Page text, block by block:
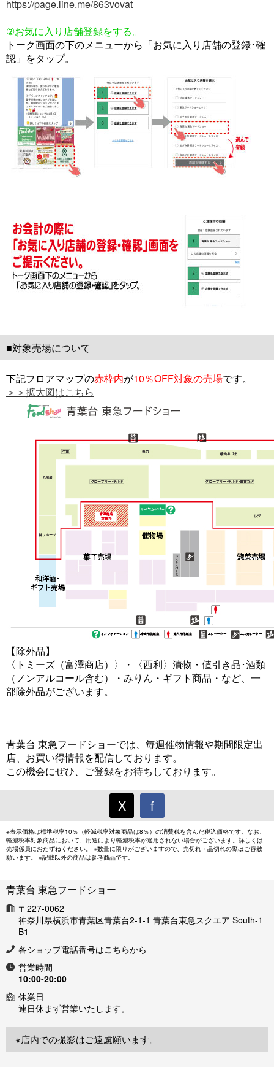
https://page.line.me/863vovat
②お気に入り店舗登録をする。
トーク画面の下のメニューから「お気に入り店舗の登録･確
認」をタップ。
■対象売場について
下記フロアマップの赤枠内が10％OFF対象の売場です。
＞＞拡大図はこちら
【除外品】
〈トミーズ（富澤商店）〉・〈西利〉漬物・値引き品･酒類
（ノンアルコール含む）・みりん・ギフト商品・など、一
部除外品がございます。
青葉台 東急フードショーでは、毎週催物情報や期間限定出
店、お買い得情報を配信しております。
この機会にぜひ、ご登録をお待ちしております。
X f
※表示価格は標準税率10％（軽減税率対象商品は8％）の消費税を含んだ税込価格です。なお、
軽減税率対象商品において、用途により軽減税率が適用されない場合がございます。詳しくは
売場係員におたずねください。 ※数量に限りがございますので、売切れ・品切れの際はご容赦
願います。 ※記載以外の商品は参考商品です。
青葉台 東急フードショー
〒227-0062
神奈川県横浜市青葉区青葉台2-1-1 青葉台東急スクエア South-1
B1
各ショップ電話番号はこちらから
営業時間
10:00-20:00
休業日
連日休まず営業いたします。
※店内での撮影はご遠慮願います。